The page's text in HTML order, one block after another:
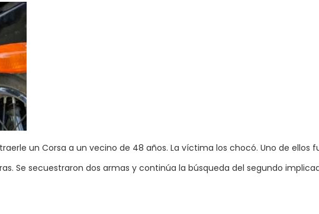
un Corsa a un vecino de 48 años. La víctima los chocó. Uno de ellos
Se secuestraron dos armas y continúa la búsqueda del segundo